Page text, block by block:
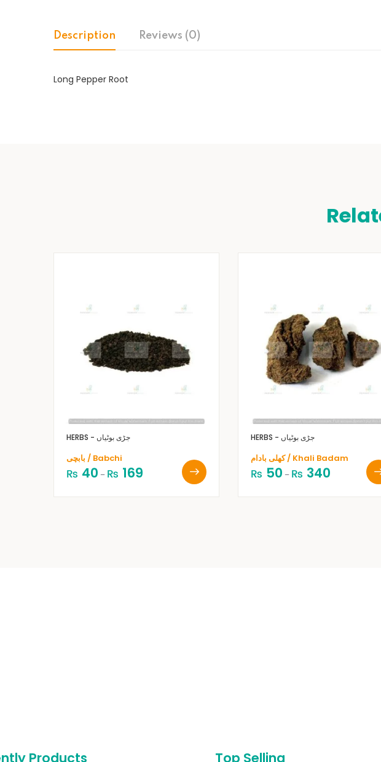
Description Reviews (0)
Long Pepper Root
HERBS - جڑی بوٹیاں
بابچی / Babchi
₨ 40 – ₨ 169
HERBS - جڑی بوٹیاں
کھلی بادام / Khali Badam
₨ 50 – ₨ 340
Products Top Selling